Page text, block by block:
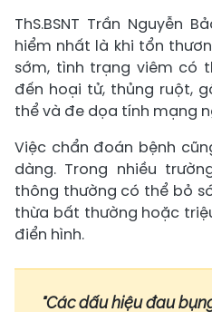
ThS.BSNT Trần Nguyễn
hiểm nhất là khi tổn
sớm, tình trạng viêm có
đến hoại tử, thủng ruột,
thể và đe dọa tính mạng
Việc chẩn đoán bệnh
dàng. Trong nhiều
thông thường có thể bỏ
thừa bất thường hoặc
điển hình.
"Các dấu hiệu đau